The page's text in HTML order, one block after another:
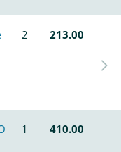
2 213.00
1 410.00